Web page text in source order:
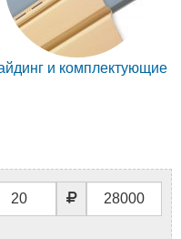
и комплектующие